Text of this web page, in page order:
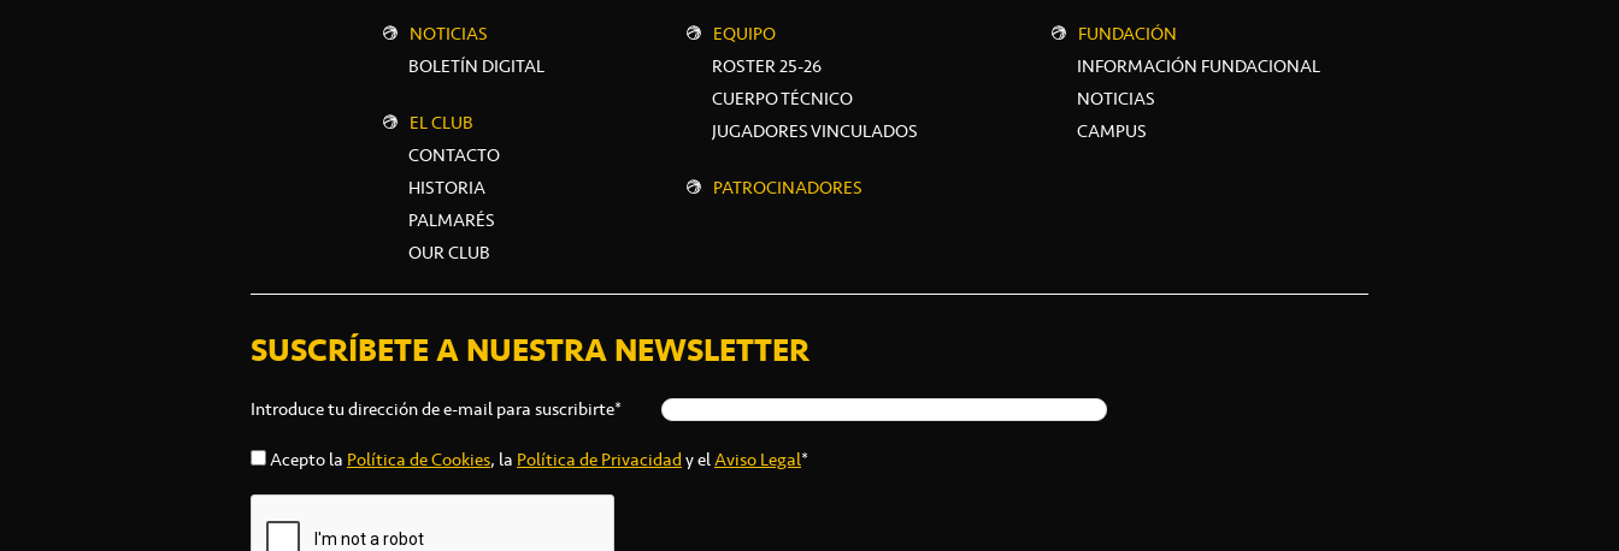
NOTICIAS
BOLETÍN DIGITAL
EL CLUB
CONTACTO
HISTORIA
PALMARÉS
OUR CLUB
EQUIPO
ROSTER 25-26
CUERPO TÉCNICO
JUGADORES VINCULADOS
PATROCINADORES
FUNDACIÓN
INFORMACIÓN FUNDACIONAL
NOTICIAS
CAMPUS
SUSCRÍBETE A NUESTRA NEWSLETTER
Introduce tu dirección de e-mail para suscribirte*
Acepto la Política de Cookies, la Política de Privacidady elAviso Legal*